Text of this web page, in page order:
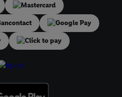
relative à la protection des
ici.